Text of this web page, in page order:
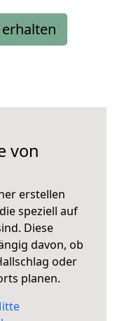
von
erstellen
speziell auf
Diese
davon, ob
oder
planen.